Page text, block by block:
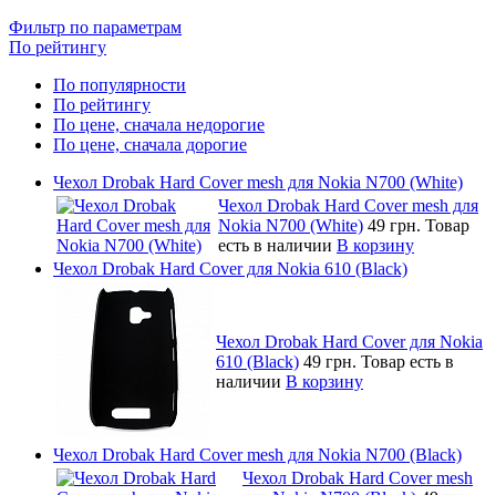
Фильтр по параметрам
По рейтингу
По популярности
По рейтингу
По цене, сначала недорогие
По цене, сначала дорогие
Чехол Drobak Hard Cover mesh для Nokia N700 (White)
Чехол Drobak Hard Cover mesh для
Nokia N700 (White) 49 грн. Товар
есть в наличии В корзину
Чехол Drobak Hard Cover для Nokia 610 (Black)
Чехол Drobak Hard Cover для Nokia
610 (Black) 49 грн. Товар есть в
наличии В корзину
Чехол Drobak Hard Cover mesh для Nokia N700 (Black)
Чехол Drobak Hard Cover mesh